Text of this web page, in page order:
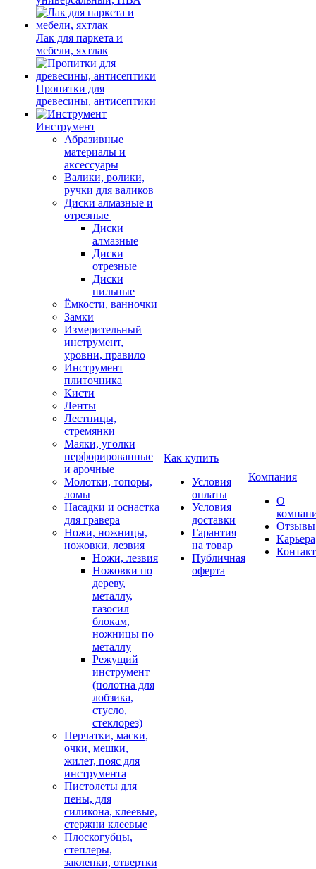
Лак для паркета и
мебели, яхтлак
Пропитки для
древесины, антисептики
Инструмент
Абразивные
материалы и
аксессуары
Валики, ролики,
ручки для валиков
Диски алмазные и
отрезные
Диски
алмазные
Диски
отрезные
Диски
пильные
Ёмкости, ванночки
Замки
Измерительный
инструмент,
уровни, правило
Инструмент
плиточника
Кисти
Ленты
Лестницы,
стремянки
Маяки, уголки
перфорированные
и арочные
Молотки, топоры,
ломы
Насадки и оснастка
для гравера
Ножи, ножницы,
ножовки, лезвия
Ножи, лезвия
Ножовки по
дереву,
металлу,
газосил
блокам,
ножницы по
металлу
Режущий
инструмент
(полотна для
лобзика,
стусло,
стеклорез)
Перчатки, маски,
очки, мешки,
жилет, пояс для
инструмента
Пистолеты для
пены, для
силикона, клеевые,
стержни клеевые
Плоскогубцы,
степлеры,
заклепки, отвертки
Как купить
Условия
оплаты
Условия
доставки
Гарантия
на товар
Публичная
оферта
Компания
О
Отзывы
Карьера